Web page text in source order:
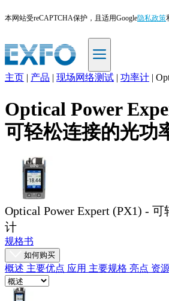
本网站受reCAPTCHA保护，且适用Google隐私政策
产
品
解
支
持
服
务
如
何
主页 | 产品 | 现场网络测试 | 功率计 |
Optical Power
可轻松连接的光功
Optical Power Expert (PX1) -
计
规格书
如何购买
概述 主要优点 应用 主要规格 亮点 资